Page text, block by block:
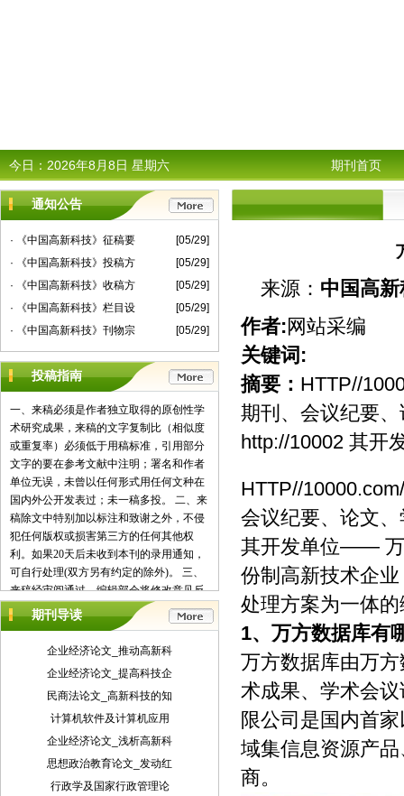
今日： 2026年8月8日 星期六 期刊首页
通知公告
· 《中国高新科技》征稿要
[05/29]
· 《中国高新科技》投稿方
[05/29]
· 《中国高新科技》收稿方
[05/29]
· 《中国高新科技》栏目设
[05/29]
· 《中国高新科技》刊物宗
[05/29]
投稿指南
一、来稿必须是作者独立取得的原创性学
术研究成果，来稿的文字复制比（相似度
或重复率）必须低于用稿标准，引用部分
文字的要在参考文献中注明；署名和作者
单位无误，未曾以任何形式用任何文种在
国内外公开发表过；未一稿多投。 二、来
稿除文中特别加以标注和致谢之外，不侵
犯任何版权或损害第三方的任何其他权
利。如果20天后未收到本刊的录用通知，
可自行处理(双方另有约定的除外)。 三、
来稿经审阅通过，编辑部会将修改意见反
馈给您，您应在收到通知7天内提交修改
稿。作者享有引用和复制该文的权利及著
作权法的其它权利。 四、一般来说，4500
文章，不能说清问题，很难保证学术质
量，本刊恕不受理。 五、论文格式及要
素：标题、作者、工作单位全称(院系处
室)、摘要、关键词、正文、注释、参考文
查看参考文献格式示例)、作者简介(100字
内)、联系方式(通信地址、邮编、电话、
期刊导读
企业经济论文_推动高新科
企业经济论文_提高科技企
民商法论文_高新科技的知
计算机软件及计算机应用
企业经济论文_浅析高新科
思想政治教育论文_发动红
行政学及国家行政管理论
来源： 中国高
作者:网站采编
关键词:
摘要： HTTP//
期刊、会议纪要
http://10002 其开
HTTP//
会议纪要、论文
其开发单位—— 万
份制高新技术企
处理方案为一体
1、 万方数据库有
万方数据库由万
术成果、学术会
限公司是国内首
域集信息资源产
商。